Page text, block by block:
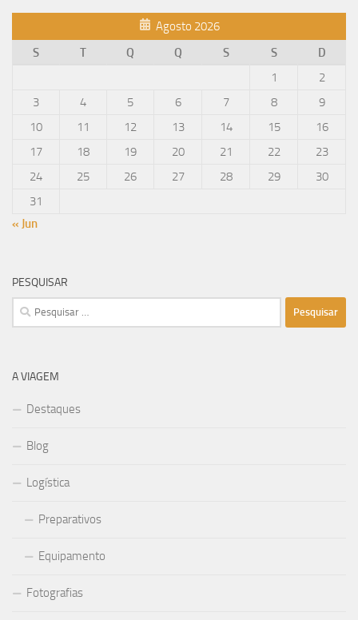
Agosto 2026
S
T Q Q S S
D
1
2
3
4 5 6 7 8
9
10
11 12 13 14 15
16
17
18 19 20 21 22
23
24
25 26 27 28 29
30
31
« Jun
PESQUISAR
Pesquisar
por:
A VIAGEM
Destaques
Blog
Logística
Preparativos
Equipamento
Fotografias